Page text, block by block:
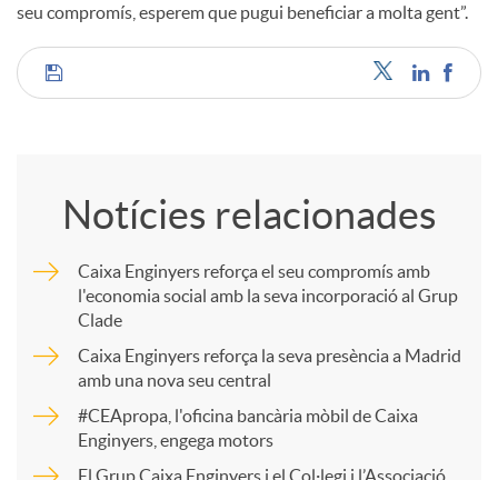
seu compromís, esperem que pugui beneficiar a molta gent”.
C
m
r
Notícies relacionades
Caixa Enginyers reforça el seu compromís amb
l'economia social amb la seva incorporació al Grup
Clade
Caixa Enginyers reforça la seva presència a Madrid
amb una nova seu central
#CEApropa, l'oficina bancària mòbil de Caixa
Enginyers, engega motors